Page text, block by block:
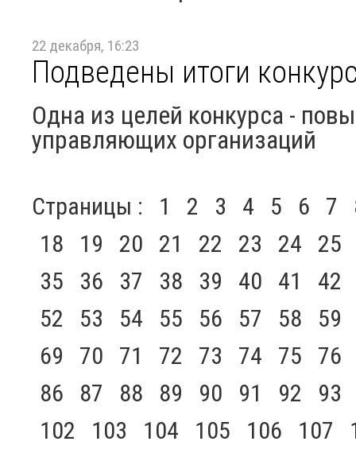
22 декабря, 16:23
Подведены итоги
Одна из целей конкурса -
управляющих организаций
Страницы : 1 2 3 4 5 6 7
18
19 20 21 22 23 24
25
35
36 37 38 39 40 41
42
52
53 54 55 56 57 58
59
69
70 71 72 73 74 75
76
86
87 88 89 90 91 92
93
102
103 104 105 106 107